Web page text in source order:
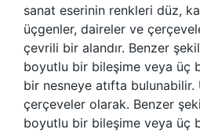
sanat eserinin renkleri düz,
üçgenler, daireler ve
çevrili bir alandır. Benzer
boyutlu bir bileşime veya üç
bir nesneye atıfta
çerçeveler olarak. Benzer
boyutlu bir bileşime veya üç